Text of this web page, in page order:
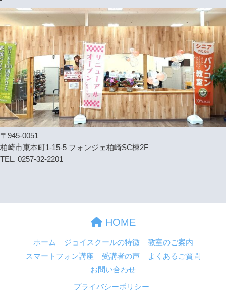
〒945-0051
柏崎市東本町1-15-5 フォンジェ柏崎SC棟2F
TEL. 0257-32-2201
HOME
ホーム ジョイスクールの特徴
教室のご案内
スマートフォン講座
受講者の声
よくあるご質問
お問い合わせ
プライバシーポリシー